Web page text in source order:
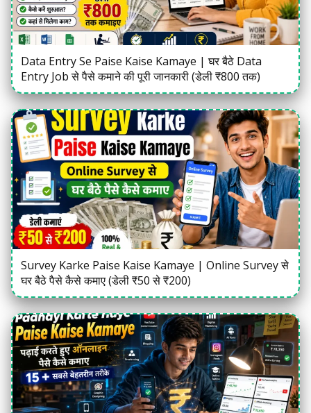
Data Entry Se Paise Kaise Kamaye | घर बैठे Data
Entry Job से पैसे कमाने की पूरी जानकारी (डेली ₹800 तक)
Survey Karke Paise Kaise Kamaye | Online Survey से
घर बैठे पैसे कैसे कमाए (डेली ₹50 से ₹200)